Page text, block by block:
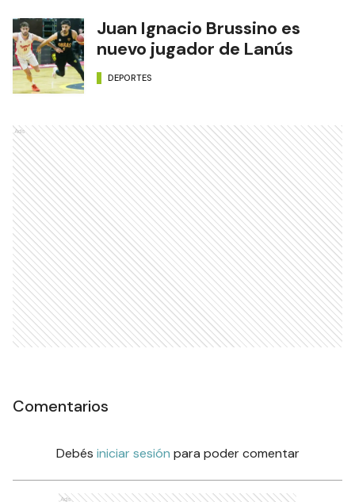
Juan Ignacio Brussino es
nuevo jugador de Lanús
DEPORTES
Ads
Comentarios
Debés iniciar sesión para poder comentar
Ads